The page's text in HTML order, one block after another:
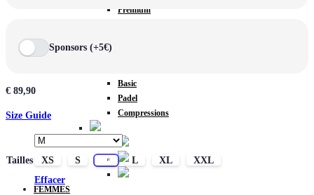
Premium
Basic
Padel
Compressions
FEMMES
Sponsors (+5€)
€ 89,90
Size Guide
Tailles XS S M L XL
XXL
Effacer